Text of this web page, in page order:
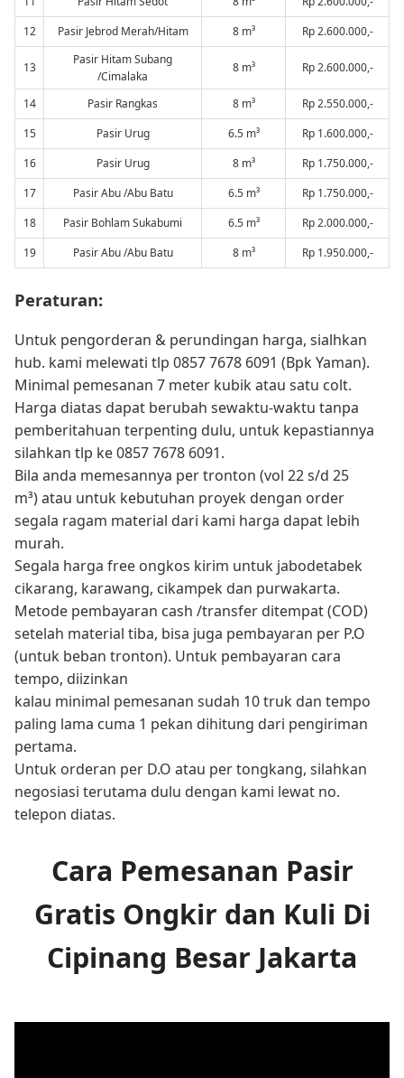
12
Pasir Jebrod Merah/Hitam 8 m³ Rp 2.600.000,-
13
Pasir Hitam Subang
/Cimalaka
8 m³ Rp 2.600.000,-
14 Pasir Rangkas 8 m³
Rp 2.550.000,-
15
Pasir Urug 6.5 m³
Rp 1.600.000,-
16
Pasir Urug 8 m³
Rp 1.750.000,-
17
Pasir Abu /Abu Batu 6.5 m³
Rp 1.750.000,-
18
Pasir Bohlam Sukabumi 6.5 m³
Rp 2.000.000,-
19
Pasir Abu /Abu Batu 8 m³ Rp 1.950.000,-
Peraturan:
Untuk pengorderan & perundingan harga, sialhkan
hub. kami melewati tlp 0857 7678 6091 (Bpk Yaman).
Minimal pemesanan 7 meter kubik atau satu colt.
Harga diatas dapat berubah sewaktu-waktu tanpa
pemberitahuan terpenting dulu, untuk kepastiannya
silahkan tlp ke 0857 7678 6091.
Bila anda memesannya per tronton (vol 22 s/d 25
m³) atau untuk kebutuhan proyek dengan order
segala ragam material dari kami harga dapat lebih
murah.
Segala harga free ongkos kirim untuk jabodetabek
cikarang, karawang, cikampek dan purwakarta.
Metode pembayaran cash /transfer ditempat (COD)
setelah material tiba, bisa juga pembayaran per P.O
(untuk beban tronton). Untuk pembayaran cara
tempo, diizinkan
kalau minimal pemesanan sudah 10 truk dan tempo
paling lama cuma 1 pekan dihitung dari pengiriman
pertama.
Untuk orderan per D.O atau per tongkang, silahkan
negosiasi terutama dulu dengan kami lewat no.
telepon diatas.
Cara Pemesanan Pasir
Gratis Ongkir dan Kuli Di
Cipinang Besar Jakarta